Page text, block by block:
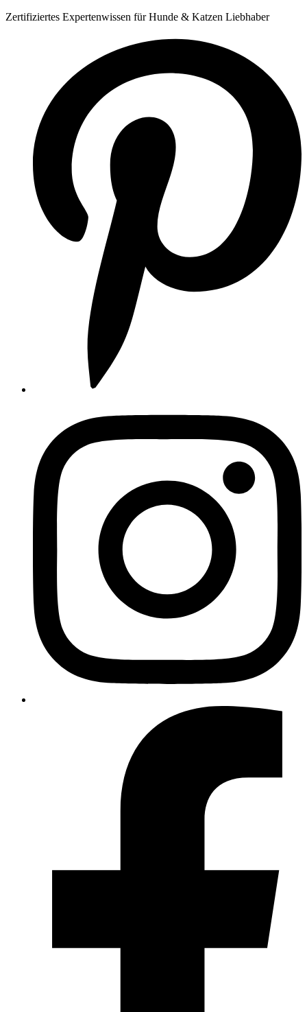
Zum
Zertifiziertes Expertenwissen für Hunde & Katzen Liebhaber